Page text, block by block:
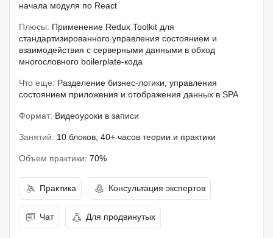
начала модуля по React
Плюсы: Применение Redux Toolkit для
стандартизированного управления состоянием и
взаимодействия с серверными данными в обход
многословного boilerplate-кода
Что еще: Разделение бизнес-логики, управления
состоянием приложения и отображения данных в SPA
Формат: Видеоуроки в записи
Занятий: 10 блоков, 40+ часов теории и практики
Объем практики: 70%
Практика Консультация экспертов
Чат Для продвинутых